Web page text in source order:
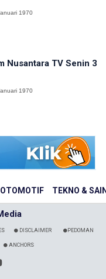
OTOMOTIF TEKNO &
1970
Nusantara TV Senin 3
1970
DISCLAIMER PEDOMAN
ANCHORS